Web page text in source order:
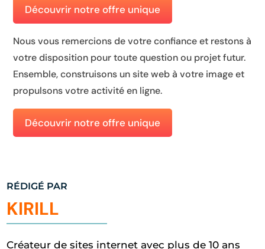
Découvrir notre offre unique
Nous vous remercions de votre confiance et restons à
votre disposition pour toute question ou projet futur.
Ensemble, construisons un site web à votre image et
propulsons votre activité en ligne.
Découvrir notre offre unique
RÉDIGÉ PAR
KIRILL
Créateur de sites internet avec plus de 10 ans